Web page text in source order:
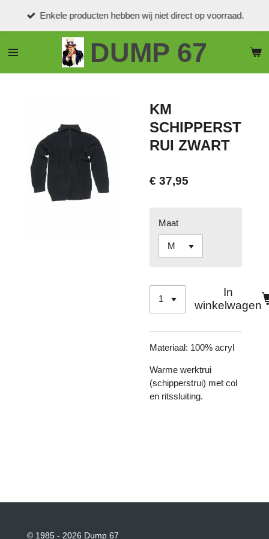
de
DUMP 67
Enkele producten hebben wij niet direct op voorraad.
KM
SCHIPPERST
RUI ZWART
€ 37,95
Maat
In
winkelwagen
Materiaal: 100% acryl
Warme werktrui
(schipperstrui) met col
en ritssluiting.
© 1985 - 2026 Dump 67